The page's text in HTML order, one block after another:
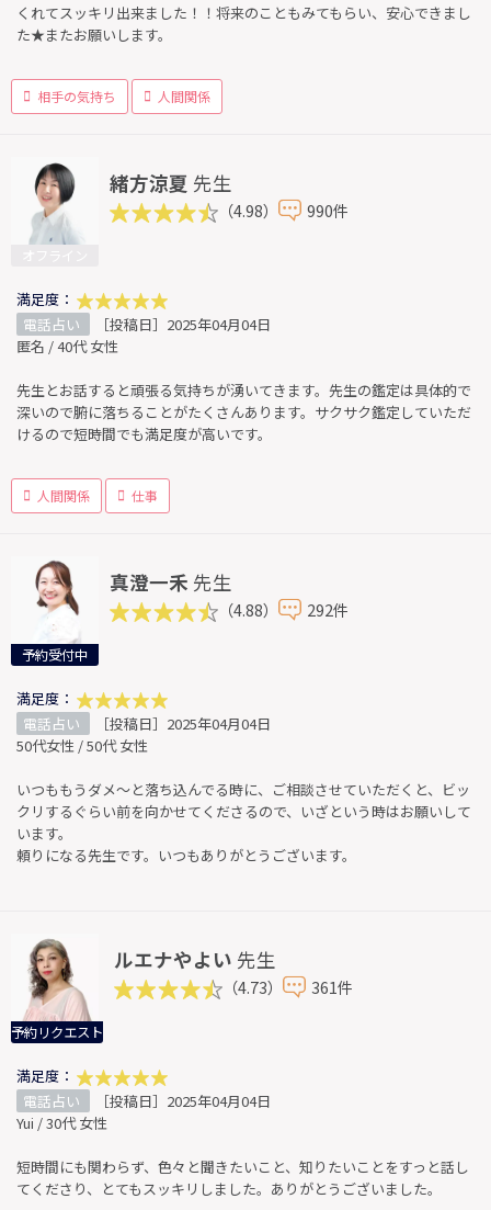
くれてスッキリ出来ました！！将来のこともみてもらい、安心できまし
た★またお願いします。
相手の気持ち 人間関係
緒方涼夏 先生
（4.98） 990件
満足度：
電話占い
［投稿日］2025年04月04日
匿名 / 40代 女性
先生とお話すると頑張る気持ちが湧いてきます。先生の鑑定は具体的で
深いので腑に落ちることがたくさんあります。サクサク鑑定していただ
けるので短時間でも満足度が高いです。
人間関係 仕事
予約受付中
真澄一禾 先生
（4.88） 292件
満足度：
電話占い
［投稿日］2025年04月04日
50代女性 / 50代 女性
いつももうダメ〜と落ち込んでる時に、ご相談させていただくと、ビッ
クリするぐらい前を向かせてくださるので、いざという時はお願いして
います。
頼りになる先生です。いつもありがとうございます。
予約リクエスト
ルエナやよい 先生
（4.73） 361件
満足度：
電話占い
［投稿日］2025年04月04日
Yui / 30代 女性
短時間にも関わらず、色々と聞きたいこと、知りたいことをすっと話し
てくださり、とてもスッキリしました。ありがとうございました。